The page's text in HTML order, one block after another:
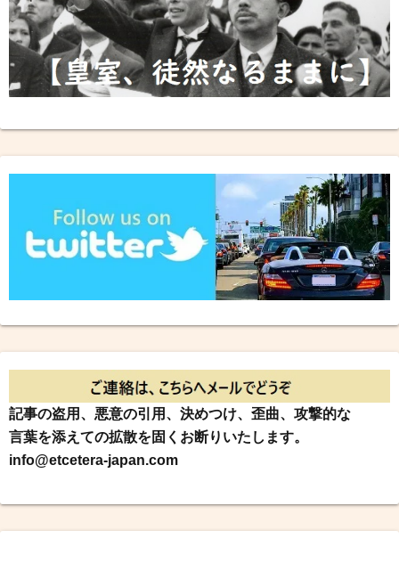
記事の盗用、悪意の引用、決めつけ、歪曲、攻撃的な
言葉を添えての拡散を固くお断りいたします。
info@etcetera-japan.com